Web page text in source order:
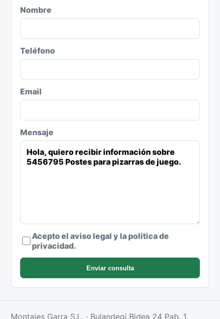
Nombre
Teléfono
Email
Mensaje
Acepto el aviso legal y la política de
privacidad.
Enviar consulta
Montajes Garra S.L. · Bulandegi Bidea 24 Pab. 1,